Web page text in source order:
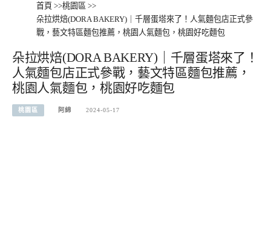
首頁 >>桃園區 >>
朵拉烘焙(DORA BAKERY)｜千層蛋塔來了！人氣麵包店正式參
戰，藝文特區麵包推薦，桃園人氣麵包，桃園好吃麵包
朵拉烘焙(DORA BAKERY)｜千層蛋塔來了！
人氣麵包店正式參戰，藝文特區麵包推薦，
桃園人氣麵包，桃園好吃麵包
桃園區 阿綿 2024-05-17